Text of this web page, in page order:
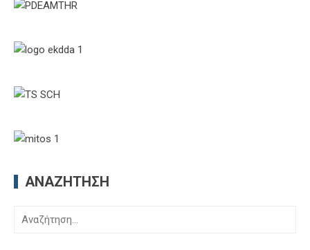
ΑΝΑΖΉΤΗΣΗ
Αναζήτηση